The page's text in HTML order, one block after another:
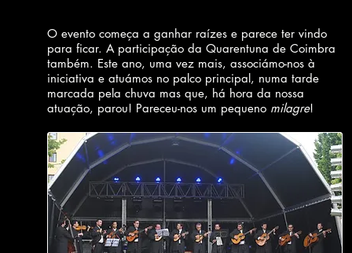
O evento começa a ganhar raízes e parece ter vindo
para ficar. A participação da Quarentuna de Coimbra
também. Este ano, uma vez mais, associámo-nos à
iniciativa e atuámos no palco principal, numa tarde
marcada pela chuva mas que, há hora da nossa
atuação, parou! Pareceu-nos um pequeno milagre!